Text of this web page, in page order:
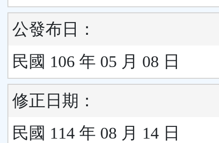
公發布日：
民國 106 年 05 月 08 日
修正日期：
民國 114 年 08 月 14 日